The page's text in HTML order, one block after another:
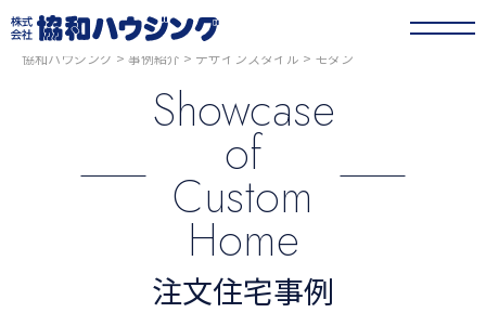
協和ハウジング > 事例紹介 > デザインスタイル > モダン
Showcase
of
Custom
Home
注文住宅事例